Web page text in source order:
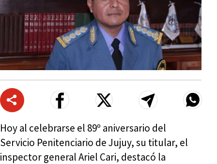
Hoy al celebrarse el 89º aniversario del
Servicio Penitenciario de Jujuy, su titular, el
inspector general Ariel Cari, destacó la